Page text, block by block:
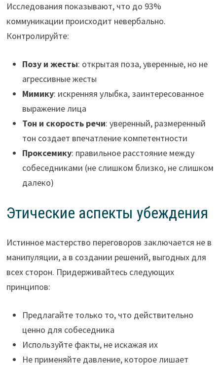
Исследования показывают, что до 93%
коммуникации происходит невербально.
Контролируйте:
Позу и жесты: открытая поза, уверенные, но не
агрессивные жесты
Мимику: искренняя улыбка, заинтересованное
выражение лица
Тон и скорость речи: уверенный, размеренный
тон создает впечатление компетентности
Проксемику: правильное расстояние между
собеседниками (не слишком близко, не слишком
далеко)
Этические аспекты убеждения
Истинное мастерство переговоров заключается не в
манипуляции, а в создании решений, выгодных для
всех сторон. Придерживайтесь следующих
принципов:
Предлагайте только то, что действительно
ценно для собеседника
Используйте факты, не искажая их
Не применяйте давление, которое лишает